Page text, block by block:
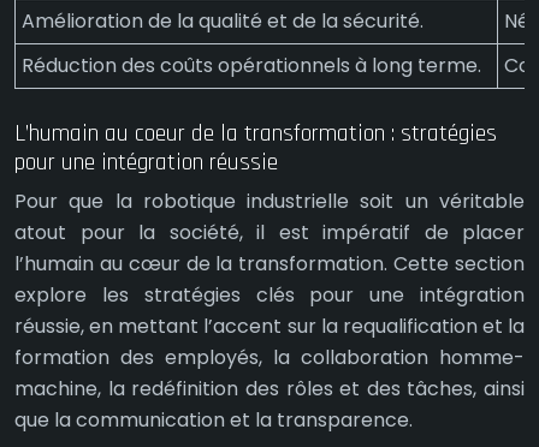
Amélioration de la qualité et de la sécurité.
Réduction des coûts opérationnels à long terme.
L’humain au coeur de la transformation : stratégies
pour une intégration réussie
Pour que la robotique industrielle soit un véritable
atout pour la société, il est impératif de placer
l’humain au cœur de la transformation. Cette section
explore les stratégies clés pour une intégration
réussie, en mettant l’accent sur la requalification et la
formation des employés, la collaboration homme-
machine, la redéfinition des rôles et des tâches, ainsi
que la communication et la transparence.